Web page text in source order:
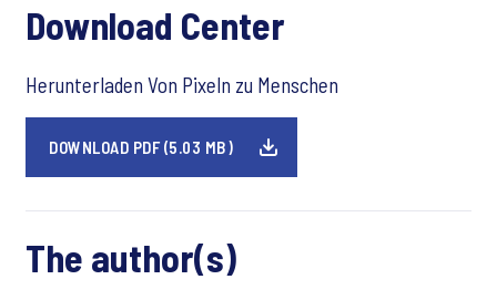
Download Center
Herunterladen Von Pixeln zu Menschen
DOWNLOAD PDF (5.03 MB)
The author(s)